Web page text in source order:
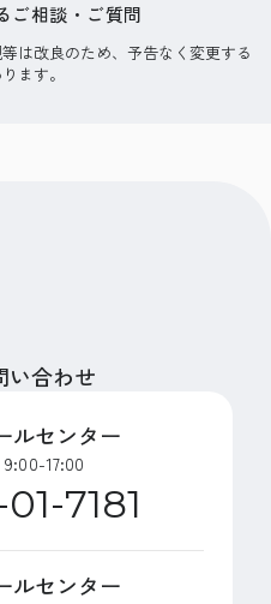
ご相談・ご質問
は改良のため、予告なく変更する
ます。
い合わせ
ルセンター
17:00
7181
ルセンター